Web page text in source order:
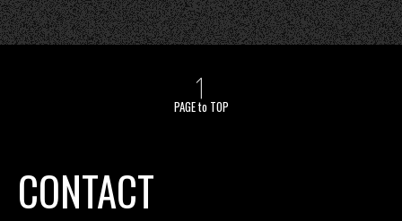
PAGE to TOP
CONTACT